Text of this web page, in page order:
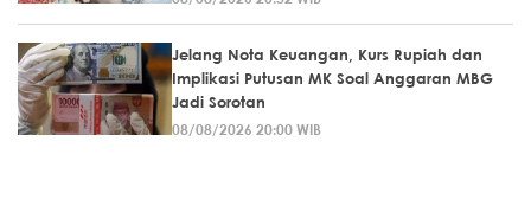
Jelang Nota Keuangan, Kurs Rupiah dan
Implikasi Putusan MK Soal Anggaran MBG
Jadi Sorotan
08/08/2026 20:00 WIB